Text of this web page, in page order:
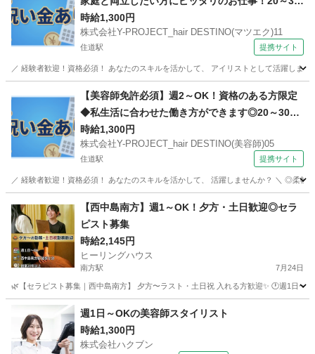
代多数活躍中♪
時給1,300円
株式会社Y-PROJECT_hair DESTINO(マツエク)11
住道駅 提携サイト
／ 経験者歓迎！資格必須！ あなたのスキルを活かして、 アイリストとして活躍しま
住道駅 その他
【美容師免許必須】週2～OK！資格のある方限定
◆私生活に合わせた働き方ができます◎20～30代
多数活躍中♪
時給1,300円
株式会社Y-PROJECT_hair DESTINO(美容師)05
住道駅 提携サイト
／ 経験者歓迎！資格必須！ あなたのスキルを活かして、 活躍しませんか？ ＼ ◎柔軟
住道駅 美容師
【西中島南方】週1～OK！夕方・土日歓迎◎セラ
ピスト募集
時給2,145円
ヒーリングハウス
南方駅 7月24日
🌿【セラピスト募集｜西中島南方】 夕方〜ラスト・土日祝 入れる方歓迎✨ 🕐週1日〜
大阪市 南方駅 リラクゼーション 梅田
週1日～OKの美容師スタイリスト
時給1,300円
株式会社ハクブン